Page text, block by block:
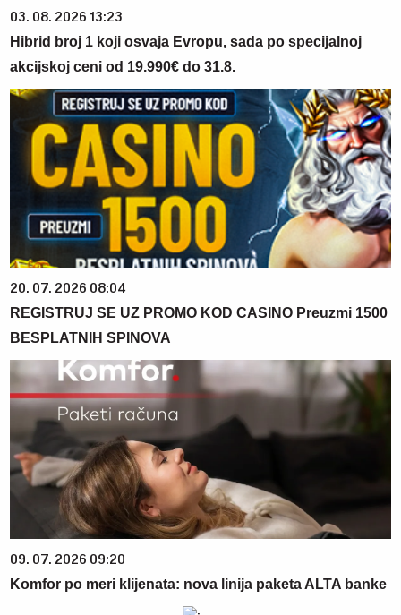
03. 08. 2026 13:23
Hibrid broj 1 koji osvaja Evropu, sada po specijalnoj
akcijskoj ceni od 19.990€ do 31.8.
20. 07. 2026 08:04
REGISTRUJ SE UZ PROMO KOD CASINO Preuzmi 1500
BESPLATNIH SPINOVA
09. 07. 2026 09:20
Komfor po meri klijenata: nova linija paketa ALTA banke